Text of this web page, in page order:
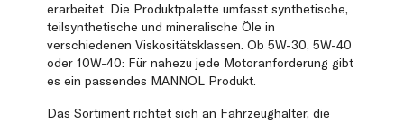
erarbeitet. Die Produktpalette umfasst synthetische,
teilsynthetische und mineralische Öle in
verschiedenen Viskositätsklassen. Ob 5W-30, 5W-40
oder 10W-40: Für nahezu jede Motoranforderung gibt
es ein passendes MANNOL Produkt.
Das Sortiment richtet sich an Fahrzeughalter, die